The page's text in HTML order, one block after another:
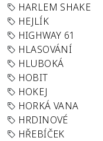
HARLEM SHAKE
HEJLÍK
HIGHWAY 61
HLASOVÁNÍ
HLUBOKÁ
HOBIT
HOKEJ
HORKÁ VANA
HRDINOVÉ
HŘEBÍČEK